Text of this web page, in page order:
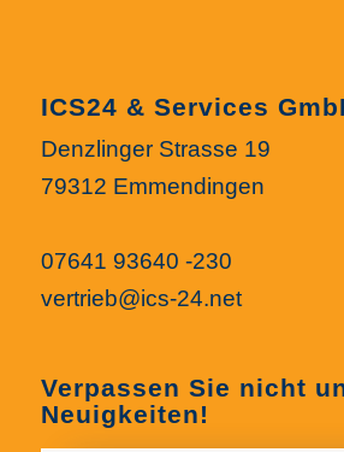
ICS24 & Services
Denzlinger Strasse 19
79312 Emmendingen
07641 93640 -230
vertrieb@ics-24.net
Verpassen Sie nicht
Neuigkeiten!